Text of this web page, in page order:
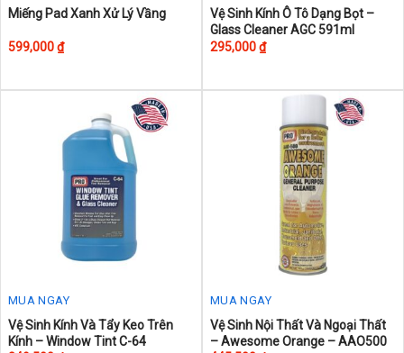
Miếng Pad Xanh Xử Lý Vầng
599,000₫
Vệ Sinh Kính Ô Tô Dạng Bọt –
Glass Cleaner AGC 591ml
295,000₫
MUA NGAY
Vệ Sinh Kính Và Tẩy Keo Trên
Kính – Window Tint C-64
MUA NGAY
Vệ Sinh Nội Thất Và Ngoại Thất
– Awesome Orange – AAO500